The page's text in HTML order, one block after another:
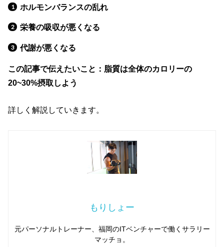
ホルモンバランスの乱れ
栄養の吸収が悪くなる
代謝が悪くなる
この記事で伝えたいこと：脂質は全体のカロリーの
20~30%摂取しよう
詳しく解説していきます。
もりしょー
元パーソナルトレーナー、福岡のITベンチャーで働くサラリー
マッチョ。